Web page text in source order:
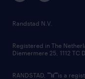
randstad
country websites
Randstad N.V.
Registered in The
Diemermere 25, 1112 TC
RANDSTAD, is a